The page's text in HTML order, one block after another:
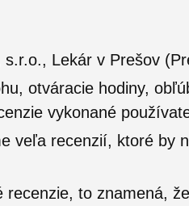
Lekár v Prešov
otváracie hodiny,
vykonané
veľa recenzií, ktoré by
recenzie, to znamená,